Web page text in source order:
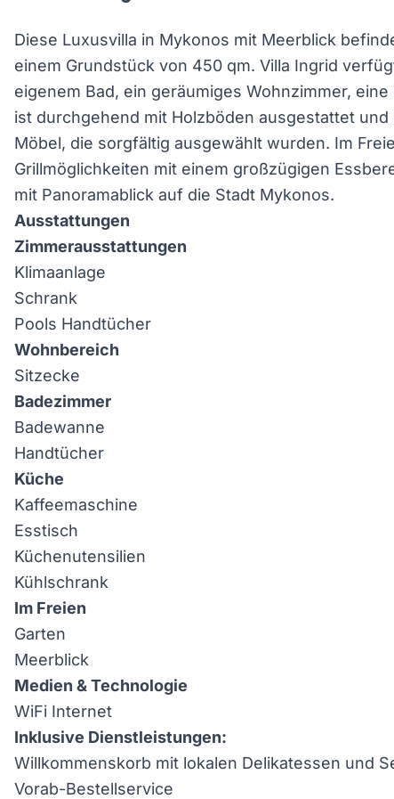
Diese Luxusvilla in Mykonos mit Meerblick
einem Grundstück von 450 qm. Villa Ingrid
eigenem Bad, ein geräumiges Wohnzimmer,
ist durchgehend mit Holzböden ausgestattet
Möbel, die sorgfältig ausgewählt wurden. Im
Grillmöglichkeiten mit einem großzügigen
mit Panoramablick auf die Stadt Mykonos.
Ausstattungen
Zimmerausstattungen
Klimaanlage
Schrank
Pools Handtücher
Wohnbereich
Sitzecke
Badezimmer
Badewanne
Handtücher
Küche
Kaffeemaschine
Esstisch
Küchenutensilien
Kühlschrank
Im Freien
Garten
Meerblick
Medien & Technologie
WiFi Internet
Inklusive Dienstleistungen:
Willkommenskorb mit lokalen Delikatessen und
Vorab-Bestellservice